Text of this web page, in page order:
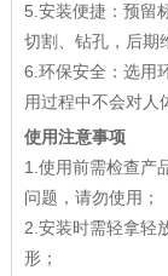
5.安装便捷：预留
切割、钻孔，后期
6.环保安全：选用
用过程中不会对人
使用注意事项
1.使用前需检查产
问题，请勿使用；
2.安装时需轻拿轻
形；